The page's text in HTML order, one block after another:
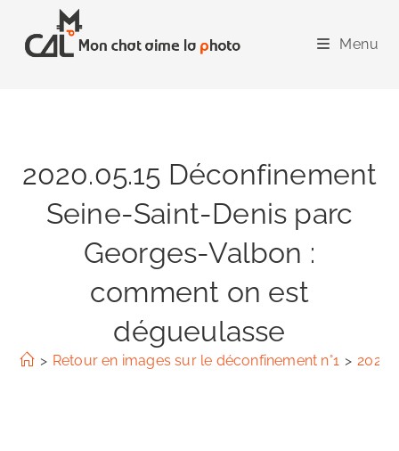
content
Menu
2020.05.15 Déconfinement
Seine-Saint-Denis parc
Georges-Valbon :
comment on est
dégueulasse
> Retour en images sur le déconfinement n°1 >